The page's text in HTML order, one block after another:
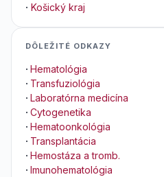
· Košický kraj
DÔLEŽITÉ ODKAZY
· Hematológia
· Transfuziológia
· Laboratórna medicína
· Cytogenetika
· Hematoonkológia
· Transplantácia
· Hemostáza a tromb.
· Imunohematológia